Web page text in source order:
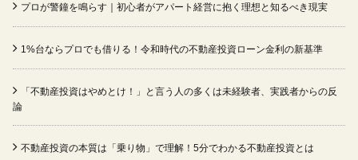
プロが警鐘を鳴らす｜初心者がアパート経営に抱く理想と知るべき現実
1%台ならプロでも借りる！令和時代の不動産投資ローン金利の新基準
「不動産投資はやめとけ！」と言う人の多くは未経験者、実践者からの反
論
不動産投資の本質は「乗り物」で理解！5分でわかる不動産投資とは